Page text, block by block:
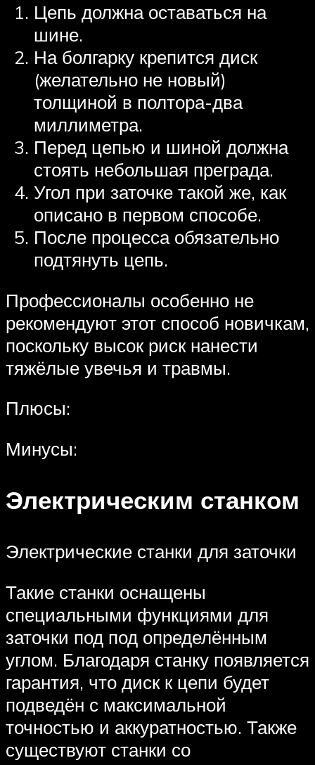
Цепь должна оставаться на
шине.
На болгарку крепится диск
(желательно не новый)
толщиной в полтора-два
миллиметра.
Перед цепью и шиной должна
стоять небольшая преграда.
Угол при заточке такой же, как
описано в первом способе.
После процесса обязательно
подтянуть цепь.
Профессионалы особенно не
рекомендуют этот способ новичкам,
поскольку высок риск нанести
тяжёлые увечья и травмы.
Плюсы:
Минусы:
Электрическим станком
Электрические станки для заточки
Такие станки оснащены
специальными функциями для
заточки под под определённым
углом. Благодаря станку появляется
гарантия, что диск к цепи будет
подведён с максимальной
точностью и аккуратностью. Также
существуют станки со